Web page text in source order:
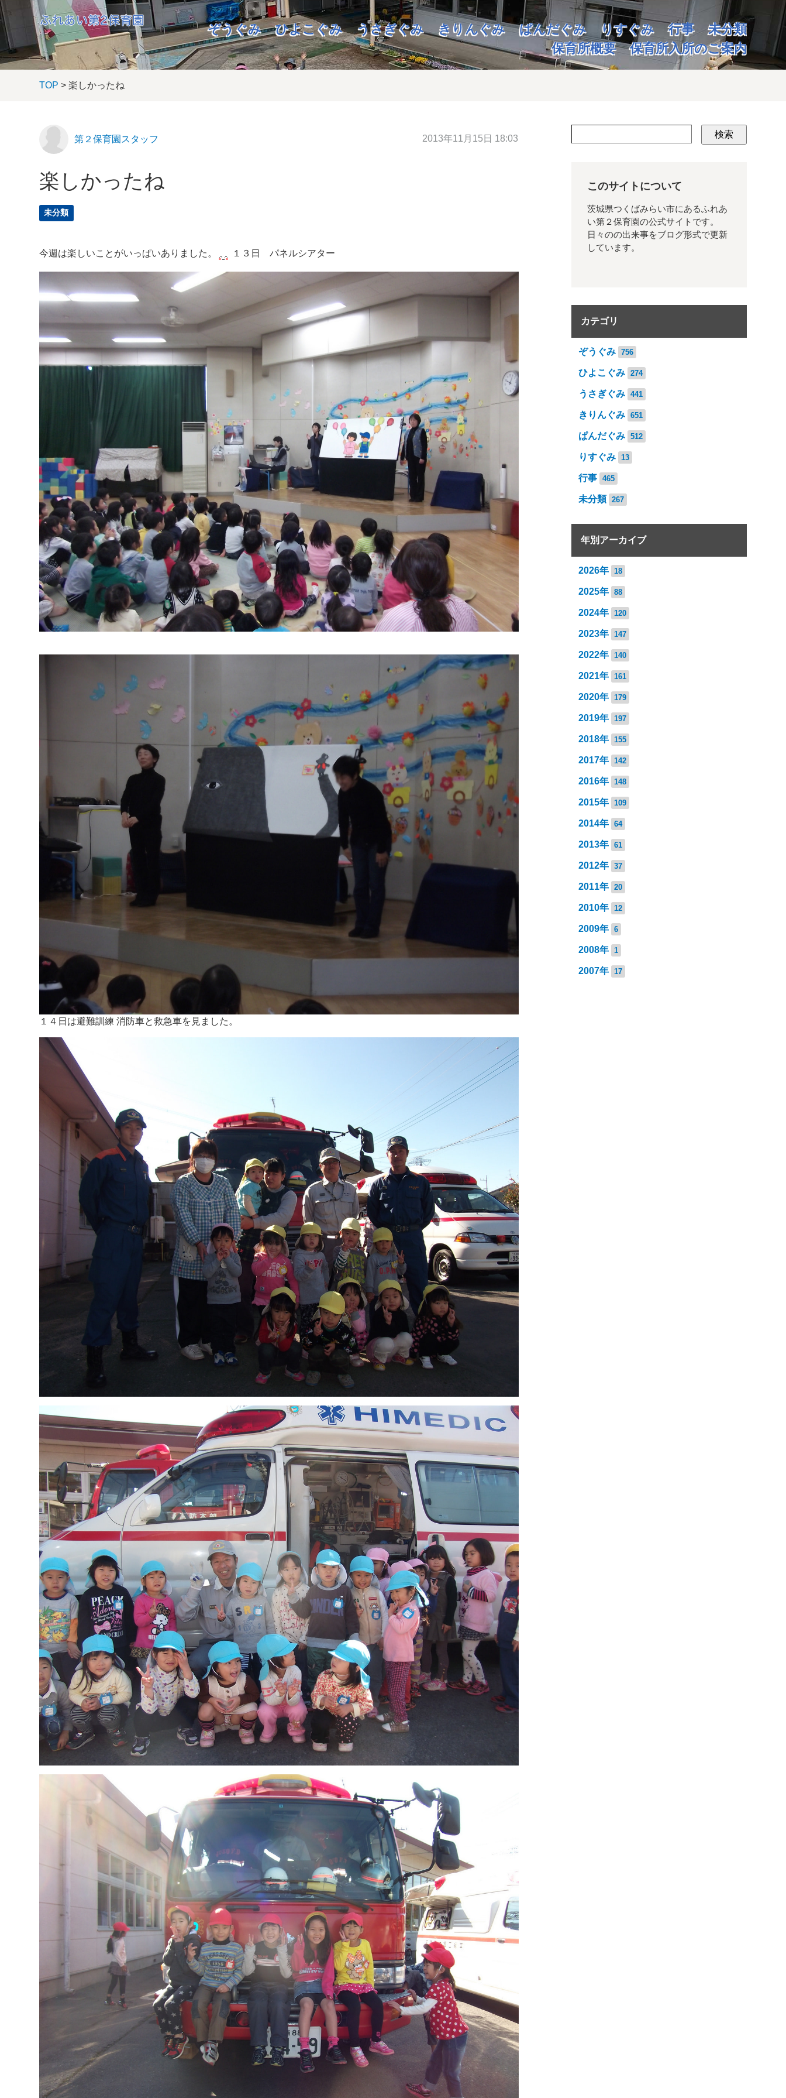
ぞうぐみ ひよこぐみ うさぎぐみ きりんぐみ ぱんだぐみ りすぐみ 行事
未分類
保育所概要
保育所入所のご案内
TOP > 楽しかったね
第２保育園スタッフ 2013年11月15日 18:03
楽しかったね
未分類
今週は楽しいことがいっぱいありました。 １３日 パネルシアター
１４日は避難訓練 消防車と救急車を見ました。
検索
このサイトについて
茨城県つくばみらい市にあるふれあ
い第２保育園の公式サイトです。
日々のの出来事をブログ形式で更新
しています。
カテゴリ
ぞうぐみ 756
ひよこぐみ 274
うさぎぐみ 441
きりんぐみ 651
ぱんだぐみ 512
りすぐみ 13
行事 465
未分類 267
年別アーカイブ
2026年 18
2025年 88
2024年 120
2023年 147
2022年 140
2021年 161
2020年 179
2019年 197
2018年 155
2017年 142
2016年 148
2015年 109
2014年 64
2013年 61
2012年 37
2011年 20
2010年 12
2009年 6
2008年 1
2007年 17